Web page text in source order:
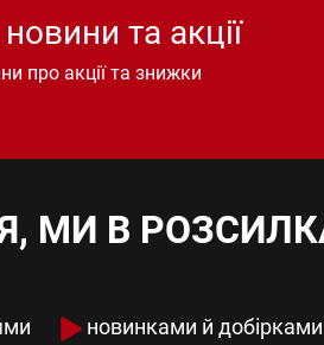
та акції
про акції та знижки
МИ В
новинками й добірками